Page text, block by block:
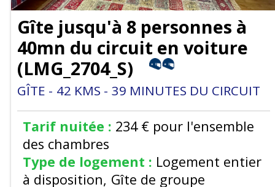
Gîte jusqu'à 8 personnes à
40mn du circuit en voiture
(LMG_2704_S)
GÎTE 42 KMS 39 MINUTES DU CIRCUIT
Tarif nuitée : 234 € pour l'ensemble
des chambres
Type de logement : Logement entier
à disposition Gîte de groupe